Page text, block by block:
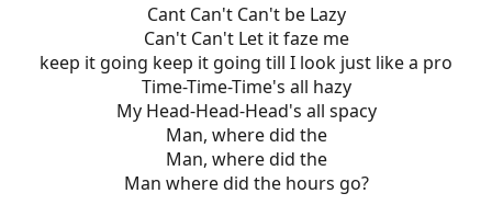
Cant Can't Can't be Lazy
Can't Can't Let it faze me
keep it going keep it going till I look just like a pro
Time-Time-Time's all hazy
My Head-Head-Head's all spacy
Man, where did the
Man, where did the
Man where did the hours go?